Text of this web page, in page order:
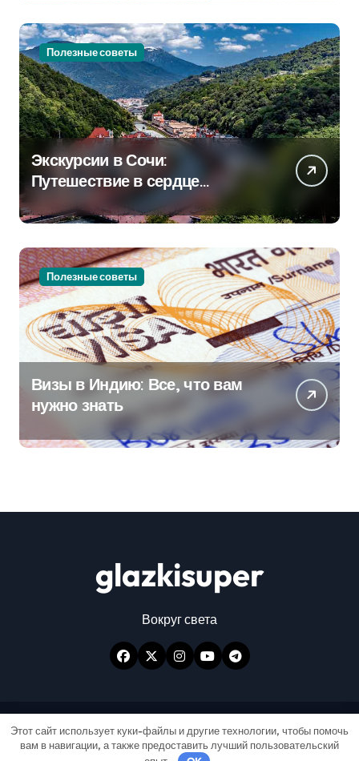
Полезные советы
Экскурсии в Сочи:
Путешествие в сердце
Черноморского курорта
Полезные советы
Визы в Индию: Все, что вам
нужно знать
glazkisuper
Вокруг света
Авторские права © Все права защищены|
NewspaperupотThemeansar.
Этот сайт использует куки-файлы и другие технологии, чтобы помочь
вам в навигации, а также предоставить лучший пользовательский